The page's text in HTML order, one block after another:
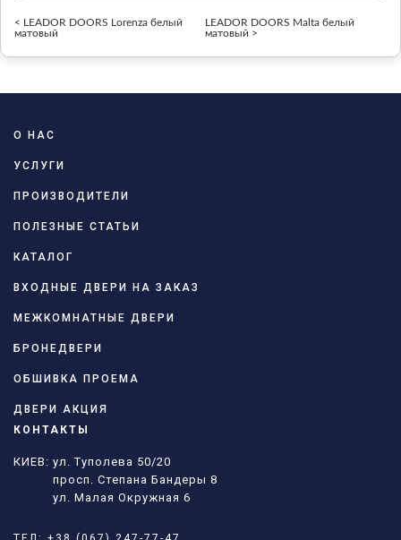
< LEADOR DOORS Lorenza белый
матовый
LEADOR DOORS Malta белый
матовый >
О НАС
УСЛУГИ
ПРОИЗВОДИТЕЛИ
ПОЛЕЗНЫЕ СТАТЬИ
КАТАЛОГ
ВХОДНЫЕ ДВЕРИ НА ЗАКАЗ
МЕЖКОМНАТНЫЕ ДВЕРИ
БРОНЕДВЕРИ
ОБШИВКА ПРОЕМА
ДВЕРИ АКЦИЯ
КОНТАКТЫ
КИЕВ: ул. Туполева 50/20
просп. Степана Бандеры 8
ул. Малая Окружная 6